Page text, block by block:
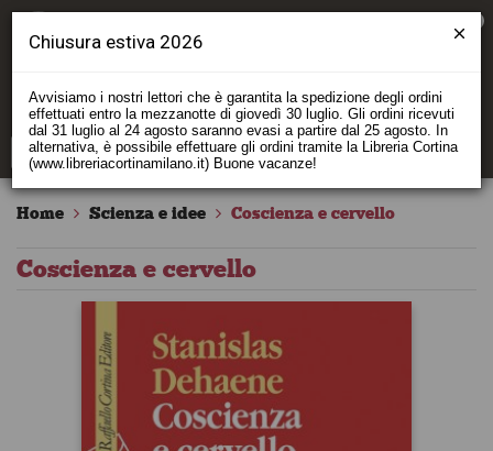
Home Scienza e idee Coscienza e cervello
Coscienza e cervello
Chiusura estiva 2026
Avvisiamo i nostri lettori che è garantita la spedizione degli ordini
effettuati entro la mezzanotte di giovedì 30 luglio. Gli ordini ricevuti
dal 31 luglio al 24 agosto saranno evasi a partire dal 25 agosto. In
alternativa, è possibile effettuare gli ordini tramite la Libreria Cortina
(www.libreriacortinamilano.it) Buone vacanze!